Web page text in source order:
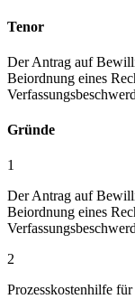
Tenor
Der Antrag auf
Beiordnung eines
Gründe
1
Der Antrag auf
Beiordnung eines
2
Prozesskostenhilfe